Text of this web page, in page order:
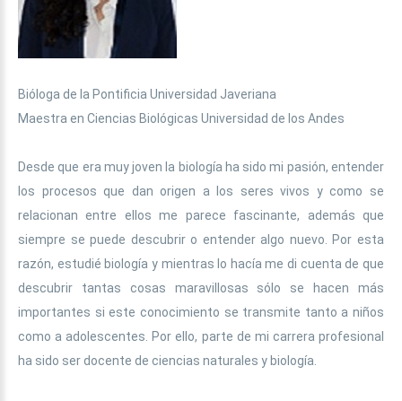
Bióloga de la Pontificia Universidad Javeriana
Maestra en Ciencias Biológicas Universidad de los Andes
Desde que era muy joven la biología ha sido mi pasión, entender
los procesos que dan origen a los seres vivos y como se
relacionan entre ellos me parece fascinante, además que
siempre se puede descubrir o entender algo nuevo. Por esta
razón, estudié biología y mientras lo hacía me di cuenta de que
descubrir tantas cosas maravillosas sólo se hacen más
importantes si este conocimiento se transmite tanto a niños
como a adolescentes. Por ello, parte de mi carrera profesional
ha sido ser docente de ciencias naturales y biología.